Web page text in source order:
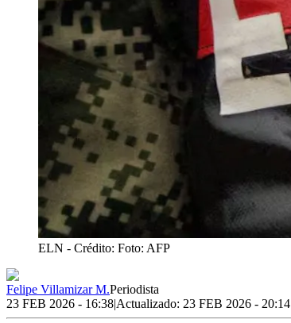
ELN - Crédito: Foto: AFP
Felipe Villamizar M.Periodista
23 FEB 2026 - 16:38|Actualizado: 23 FEB 2026 - 20:14